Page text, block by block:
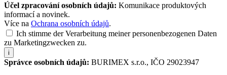
Účel zpracování osobních údajů: Komunikace produktových
informací a novinek.
Více na Ochrana osobních údajů.
Ich stimme der Verarbeitung meiner personenbezogenen Daten
zu Marketingzwecken zu.
i
Správce osobních údajů: BURIMEX s.r.o., IČO 29023947